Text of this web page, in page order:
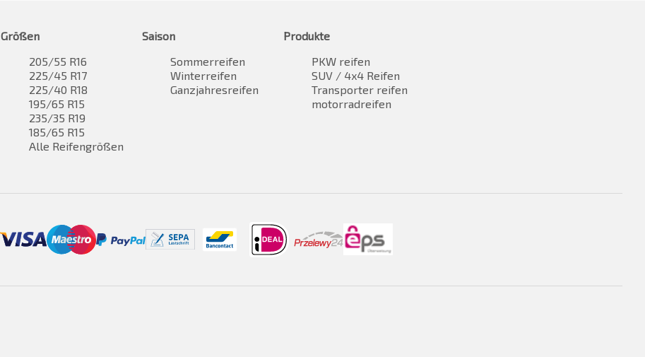
Größen
205/55 R16
225/45 R17
225/40 R18
195/65 R15
235/35 R19
185/65 R15
Alle Reifengrößen
Saison
Sommerreifen
Winterreifen
Ganzjahresreifen
Produkte
PKW reifen
SUV / 4x4 Reifen
Transporter reifen
motorradreifen